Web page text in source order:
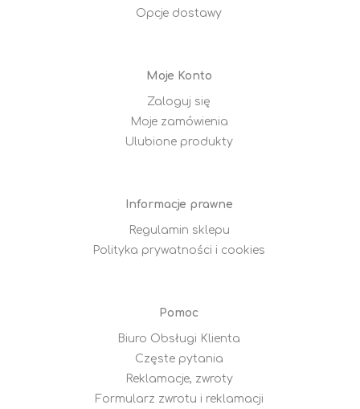
Opcje dostawy
Moje Konto
Zaloguj się
Moje zamówienia
Ulubione produkty
Informacje prawne
Regulamin sklepu
Polityka prywatności i cookies
Pomoc
Biuro Obsługi Klienta
Częste pytania
Reklamacje, zwroty
Formularz zwrotu i reklamacji